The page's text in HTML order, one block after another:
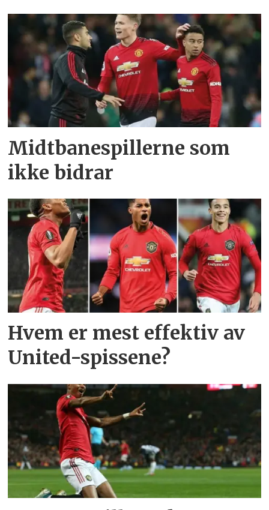
Midtbanespillerne som
ikke bidrar
Hvem er mest effektiv av
United-spissene?